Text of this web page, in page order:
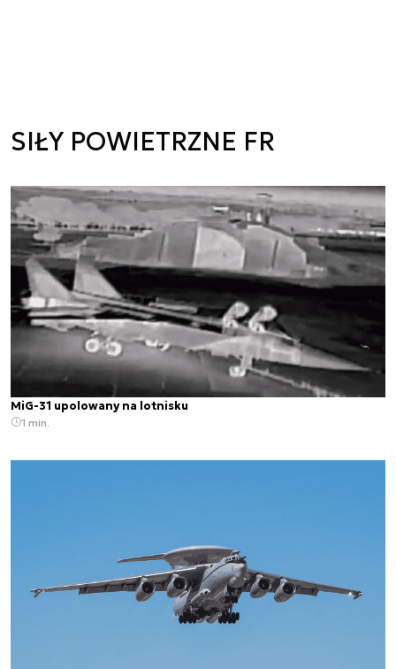
SIŁY POWIETRZNE FR
MiG-31 upolowany na lotnisku
1 min.